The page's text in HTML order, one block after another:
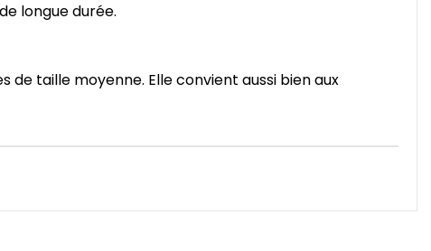
longue durée.
de taille moyenne. Elle convient aussi bien aux